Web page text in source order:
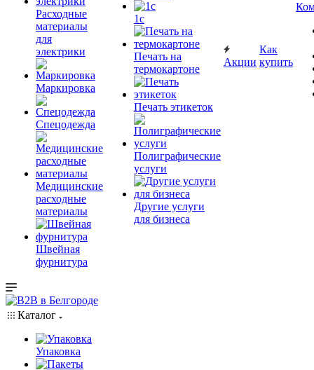
Расходные
материалы
для
электрики
Маркировка
Спецодежда
Медицинские
расходные
материалы
Швейная
фурнитура
1c
Печать на
термокартоне
Печать этикеток
Полиграфические
услуги
Другие услуги
для бизнеса
Акции
Как
купить
Каталог
Упаковка